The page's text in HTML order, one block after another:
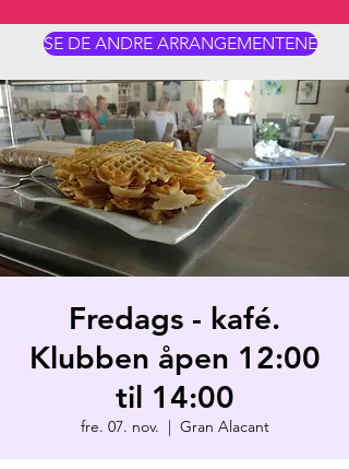
SE DE ANDRE ARRANGEMENTENE
Fredags - kafé.
Klubben åpen 12:00
til 14:00
fre. 07. nov.
  |
Gran Alacant